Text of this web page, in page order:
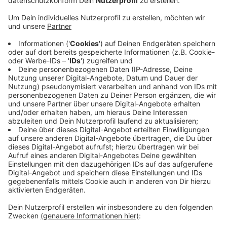
Veröffentlicht:Donnerstag, 11.07.2019 08:45
Anzeige
Gebrannt hat es in einer Lagerhalle mit Traktoren,
Rasenmähern und motorbetriebenen Gartengeräten.
Dementsprechend hoch ist wohl der Sachschaden. Die
Feuerwehr geht von einem Schaden von rund 300000
€ aus. Die Brandursache ist unklar, die Kriminalpolizei
ermittelt. Der Einsatz der knapp 30 Feuerwehrleute
war zunächst nach gut zwei Stunden zu Ende. Heute
Morgen mussten noch Glutnester abgelöscht werden.
Anzeige